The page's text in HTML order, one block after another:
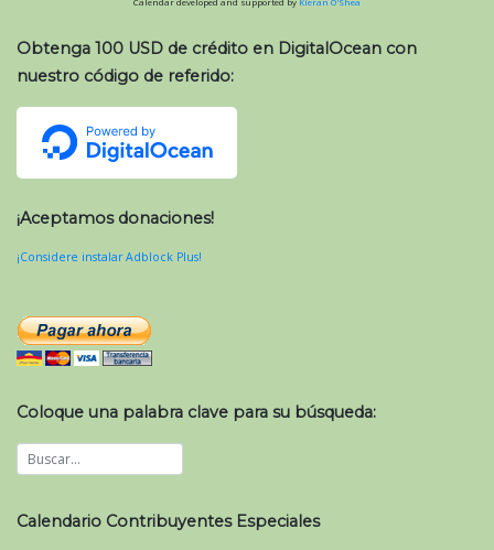
Calendar developed and supported by Kieran O'Shea
Obtenga 100 USD de crédito en DigitalOcean con
nuestro código de referido:
¡Aceptamos donaciones!
¡Considere instalar Adblock Plus!
Coloque una palabra clave para su búsqueda:
Calendario Contribuyentes Especiales